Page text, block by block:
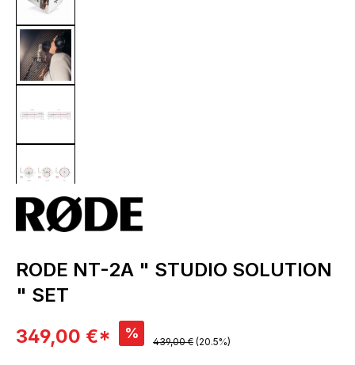
RODE NT-2A " STUDIO SOLUTION
" SET
Verkaufspreis:
349,00 €* % Regulärer Preis:
439,00 € (20.5%)